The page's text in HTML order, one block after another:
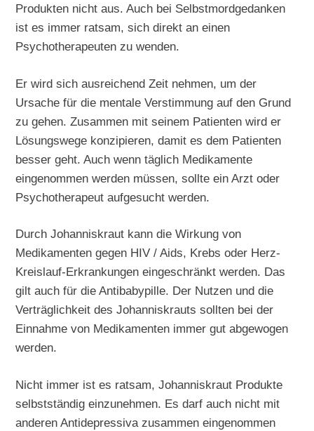
Produkten nicht aus. Auch bei Selbstmordgedanken
ist es immer ratsam, sich direkt an einen
Psychotherapeuten zu wenden.
Er wird sich ausreichend Zeit nehmen, um der
Ursache für die mentale Verstimmung auf den Grund
zu gehen. Zusammen mit seinem Patienten wird er
Lösungswege konzipieren, damit es dem Patienten
besser geht. Auch wenn täglich Medikamente
eingenommen werden müssen, sollte ein Arzt oder
Psychotherapeut aufgesucht werden.
Durch Johanniskraut kann die Wirkung von
Medikamenten gegen HIV / Aids, Krebs oder Herz-
Kreislauf-Erkrankungen eingeschränkt werden. Das
gilt auch für die Antibabypille. Der Nutzen und die
Verträglichkeit des Johanniskrauts sollten bei der
Einnahme von Medikamenten immer gut abgewogen
werden.
Nicht immer ist es ratsam, Johanniskraut Produkte
selbstständig einzunehmen. Es darf auch nicht mit
anderen Antidepressiva zusammen eingenommen